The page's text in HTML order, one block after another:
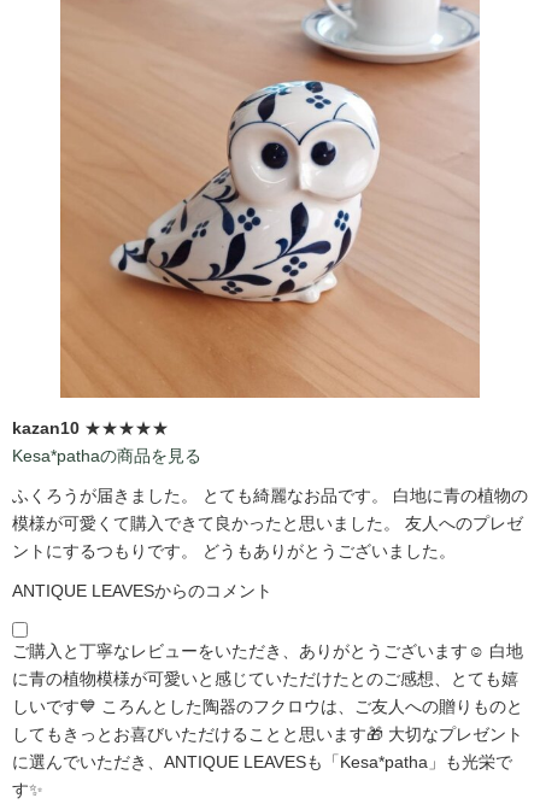
kazan10 ★★★★★
Kesa*pathaの商品を見る
ふくろうが届きました。 とても綺麗なお品です。 白地に青の植物の
模様が可愛くて購入できて良かったと思いました。 友人へのプレゼ
ントにするつもりです。 どうもありがとうございました。
ANTIQUE LEAVESからのコメント
ご購入と丁寧なレビューをいただき、ありがとうございます☺️ 白地
に青の植物模様が可愛いと感じていただけたとのご感想、とても嬉
しいです💙 ころんとした陶器のフクロウは、ご友人への贈りものと
してもきっとお喜びいただけることと思います🎁 大切なプレゼント
に選んでいただき、ANTIQUE LEAVESも「Kesa*patha」も光栄で
す✨